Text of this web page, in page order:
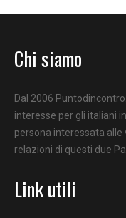
Chi siamo
Dal 2006
interesse per gli italiani
persona interessata alle
relazioni di questi due
Link utili